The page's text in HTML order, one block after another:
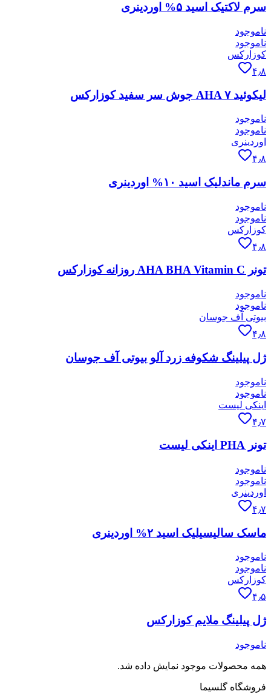
سرم لاکتیک اسید ۵% اوردینری
ناموجود
ناموجود
کوزارکس
۴٫۸
لیکوئید AHA ۷ جوش سر سفید کوزارکس
ناموجود
ناموجود
اوردینری
۴٫۸
سرم ماندلیک اسید ۱۰% اوردینری
ناموجود
ناموجود
کوزارکس
۴٫۸
تونر AHA BHA Vitamin C روزانه کوزارکس
ناموجود
ناموجود
بیوتی آف جوسان
۴٫۸
ژل پیلینگ شکوفه زرد آلو بیوتی آف جوسان
ناموجود
ناموجود
اینکی لیست
۴٫۷
تونر PHA اینکی لیست
ناموجود
ناموجود
اوردینری
۴٫۷
ماسک سالیسیلیک اسید ۲% اوردینری
ناموجود
ناموجود
کوزارکس
۴٫۵
ژل پیلینگ ملایم کوزارکس
ناموجود
همه محصولات موجود نمایش داده شد.
فروشگاه گلسیما